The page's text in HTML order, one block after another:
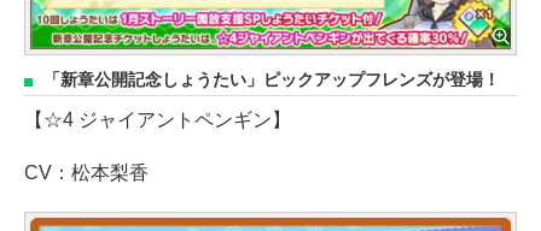
「新章公開記念しょうたい」ピックアップフレンズが登場！
【☆4 ジャイアントペンギン】
CV：松本梨香